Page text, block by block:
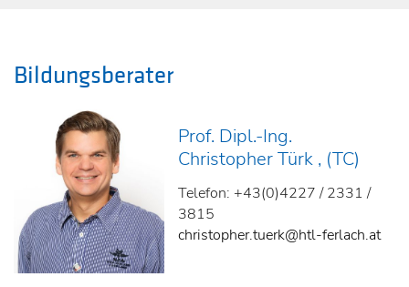
Bildungsberater
Prof. Dipl.-Ing.
Christopher Türk , (TC)
Telefon: +43(0)4227 / 2331 /
3815
christopher.tuerk@htl-ferlach.at